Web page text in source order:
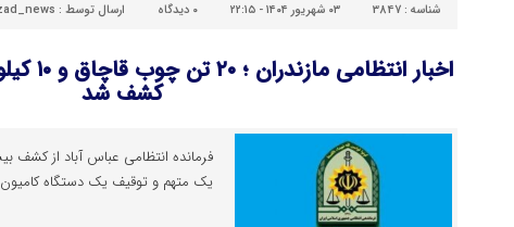
شناسه : 3847 ۰۳ شهریور ۱۴۰۴ - ۲۲:۱۵ ۰ دیدگاه ارسال توسط :
اخبار
کشف شد
یک متهم و توقیف یک دستگاه